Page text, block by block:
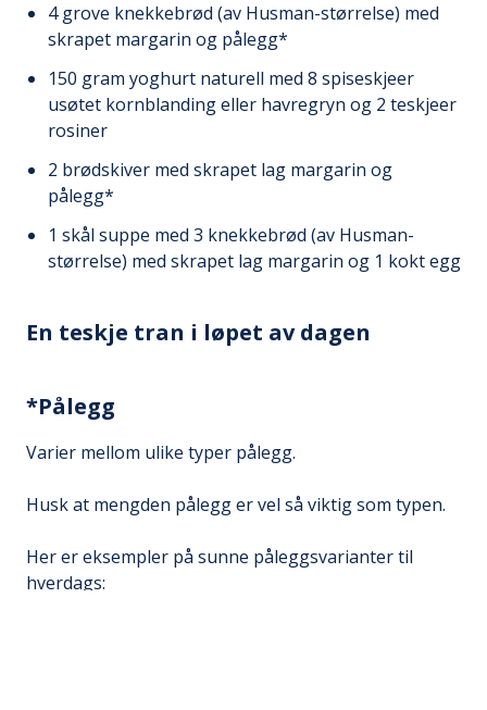
4 grove knekkebrød (av Husman-størrelse) med
skrapet margarin og pålegg*
150 gram yoghurt naturell med 8 spiseskjeer
usøtet kornblanding eller havregryn og 2 teskjeer
rosiner
2 brødskiver med skrapet lag margarin og
pålegg*
1 skål suppe med 3 knekkebrød (av Husman-
størrelse) med skrapet lag margarin og 1 kokt egg
En teskje tran i løpet av dagen
*Pålegg
Varier mellom ulike typer pålegg.
Husk at mengden pålegg er vel så viktig som typen.
Her er eksempler på sunne påleggsvarianter til
hverdags: